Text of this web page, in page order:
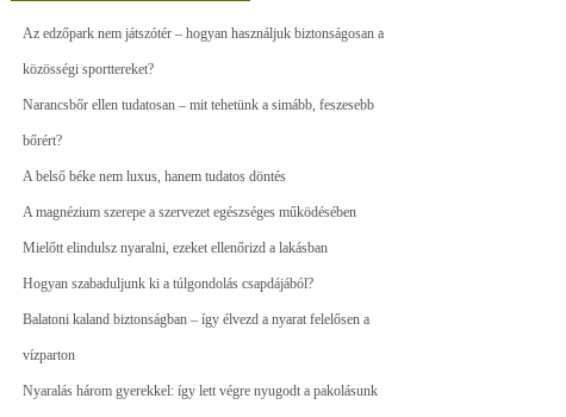
Az edzőpark nem játszótér – hogyan használjuk biztonságosan a
közösségi sporttereket?
Narancsbőr ellen tudatosan – mit tehetünk a simább, feszesebb
bőrért?
A belső béke nem luxus, hanem tudatos döntés
A magnézium szerepe a szervezet egészséges működésében
Mielőtt elindulsz nyaralni, ezeket ellenőrizd a lakásban
Hogyan szabaduljunk ki a túlgondolás csapdájából?
Balatoni kaland biztonságban – így élvezd a nyarat felelősen a
vízparton
Nyaralás három gyerekkel: így lett végre nyugodt a pakolásunk